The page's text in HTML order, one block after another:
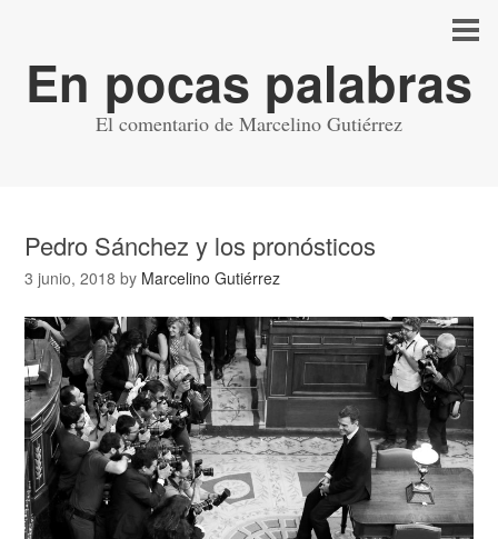
En pocas palabras
El comentario de Marcelino Gutiérrez
Pedro Sánchez y los pronósticos
3 junio, 2018 by Marcelino Gutiérrez